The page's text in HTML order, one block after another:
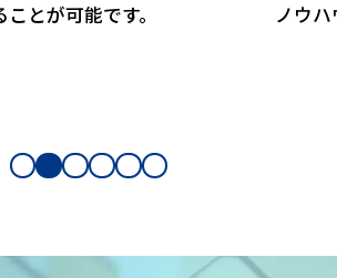
とが可能です。
ノウ